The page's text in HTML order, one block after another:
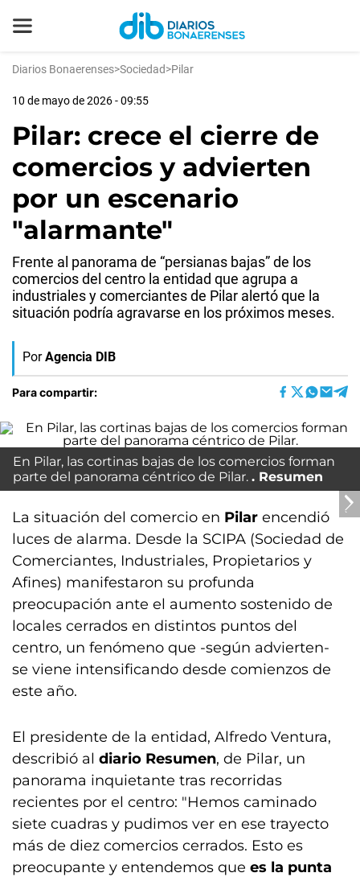
Diarios Bonaerenses>Sociedad>Pilar
10 de mayo de 2026 - 09:55
Pilar: crece el cierre de
comercios y advierten
por un escenario
"alarmante"
Frente al panorama de “persianas bajas” de los
comercios del centro la entidad que agrupa a
industriales y comerciantes de Pilar alertó que la
situación podría agravarse en los próximos meses.
Por Agencia DIB
Para compartir:
En Pilar, las cortinas bajas de los comercios forman
parte del panorama céntrico de Pilar.
Resumen
La situación del comercio en Pilar encendió
luces de alarma. Desde la SCIPA (Sociedad de
Comerciantes, Industriales, Propietarios y
Afines) manifestaron su profunda
preocupación ante el aumento sostenido de
locales cerrados en distintos puntos del
centro, un fenómeno que -según advierten-
se viene intensificando desde comienzos de
este año.
El presidente de la entidad, Alfredo Ventura,
describió al diario Resumen, de Pilar, un
panorama inquietante tras recorridas
recientes por el centro: "Hemos caminado
siete cuadras y pudimos ver en ese trayecto
más de diez comercios cerrados. Esto es
preocupante y entendemos que es la punta